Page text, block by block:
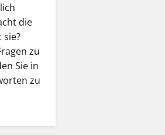
die
sie?
zu
Sie in
zu